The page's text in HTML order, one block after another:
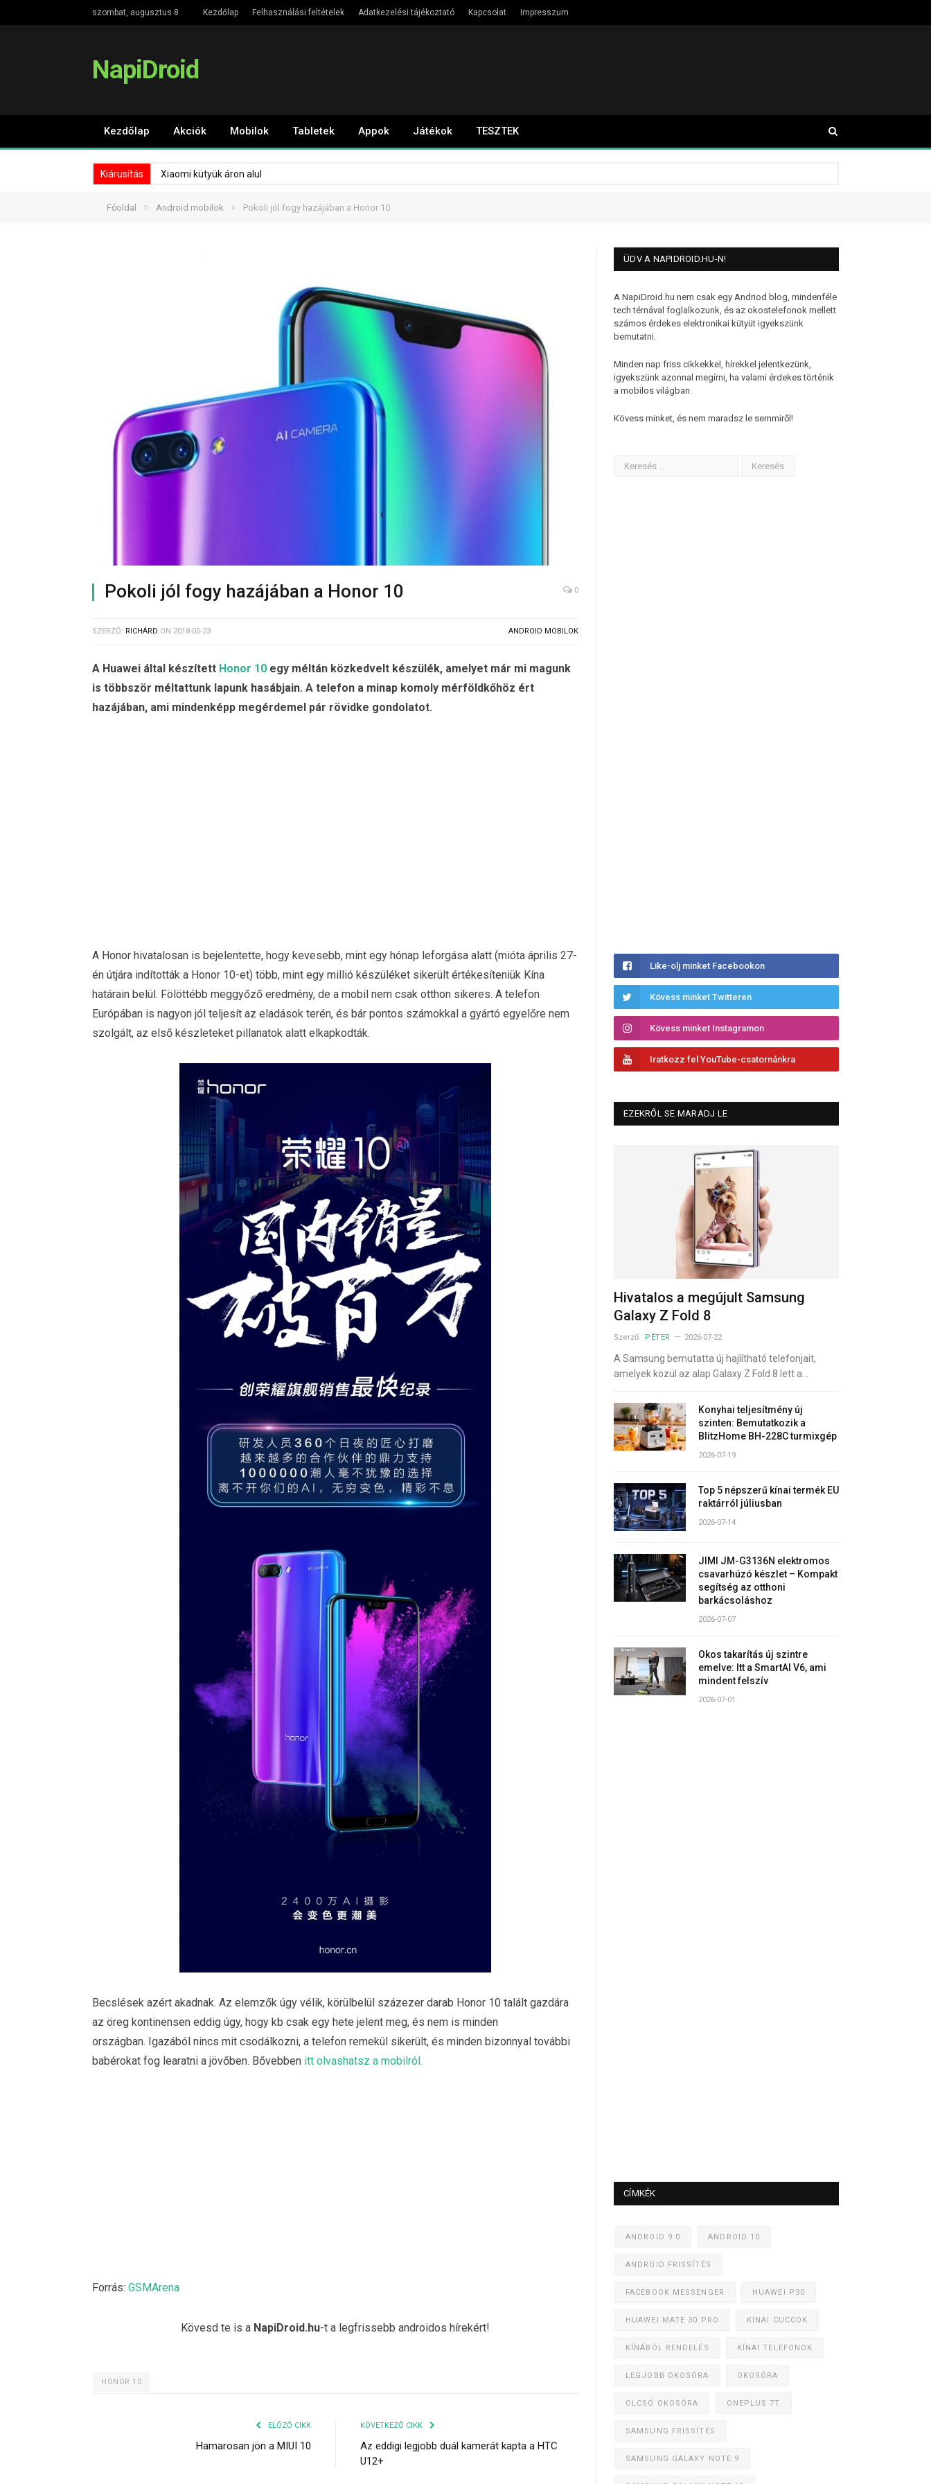
szombat, augusztus 8 Kezdőlap Felhasználási feltételek Adatkezelési tájékoztató Kapcsolat Impresszum
NapiDroid
Kezdőlap Akciók Mobilok Tabletek Appok Játékok TESZTEK
Kiárusítás Xiaomi kütyük áron alul
Főoldal » Android mobilok » Pokoli jól fogy hazájában a Honor 10
Pokoli jól fogy hazájában a Honor 10 0
SZERZŐ: RICHÁRD ON 2018-05-23 ANDROID MOBILOK
A Huawei által készített Honor 10 egy méltán közkedvelt készülék, amelyet már mi magunk
is többször méltattunk lapunk hasábjain. A telefon a minap komoly mérföldkőhöz ért
hazájában, ami mindenképp megérdemel pár rövidke gondolatot.
A Honor hivatalosan is bejelentette, hogy kevesebb, mint egy hónap leforgása alatt (mióta április 27-
én útjára indították a Honor 10-et) több, mint egy millió készüléket sikerült értékesíteniük Kína
határain belül. Fölöttébb meggyőző eredmény, de a mobil nem csak otthon sikeres. A telefon
Európában is nagyon jól teljesít az eladások terén, és bár pontos számokkal a gyártó egyelőre nem
szolgált, az első készleteket pillanatok alatt elkapkodták.
Becslések azért akadnak. Az elemzők úgy vélik, körülbelül százezer darab Honor 10 talált gazdára
az öreg kontinensen eddig úgy, hogy kb csak egy hete jelent meg, és nem is minden
országban. Igazából nincs mit csodálkozni, a telefon remekül sikerült, és minden bizonnyal további
babérokat fog learatni a jövőben. Bővebben itt olvashatsz a mobilról.
Forrás: GSMArena
Kövesd te is a NapiDroid.hu-t a legfrissebb androidos hírekért!
HONOR 10
ELŐZŐ CIKK
Hamarosan jön a MIUI 10
KÖVETKEZŐ CIKK
Az eddigi legjobb duál kamerát kapta a HTC
U12+
ÜDV A NAPIDROID.HU-N!
A NapiDroid.hu nem csak egy Andriod blog, mindenféle
tech témával foglalkozunk, és az okostelefonok mellett
számos érdekes elektronikai kütyüt igyekszünk
bemutatni.
Minden nap friss cikkekkel, hírekkel jelentkezünk,
igyekszünk azonnal megírni, ha valami érdekes történik
a mobilos világban.
Kövess minket, és nem maradsz le semmiről!
Like-olj minket Facebookon
Kövess minket Twitteren
Kövess minket Instagramon
Iratkozz fel YouTube-csatornánkra
EZEKRŐL SE MARADJ LE
Hivatalos a megújult Samsung
Galaxy Z Fold 8
Szerző: PÉTER 2026-07-22
A Samsung bemutatta új hajlítható telefonjait,
amelyek közül az alap Galaxy Z Fold 8 lett a…
Konyhai teljesítmény új
szinten: Bemutatkozik a
BlitzHome BH-228C turmixgép
2026-07-19
Top 5 népszerű kínai termék EU
raktárról júliusban
2026-07-14
JIMI JM-G3136N elektromos
csavarhúzó készlet – Kompakt
segítség az otthoni
barkácsoláshoz
2026-07-07
Okos takarítás új szintre
emelve: Itt a SmartAI V6, ami
mindent felszív
2026-07-01
CÍMKÉK
ANDROID 9.0 ANDROID 10
ANDROID FRISSÍTÉS
FACEBOOK MESSENGER HUAWEI P30
HUAWEI MATE 30 PRO KÍNAI CUCCOK
KÍNÁBÓL RENDELÉS KÍNAI TELEFONOK
LEGJOBB OKOSÓRA OKOSÓRA
OLCSÓ OKOSÓRA ONEPLUS 7T
SAMSUNG FRISSÍTÉS
SAMSUNG GALAXY NOTE 9